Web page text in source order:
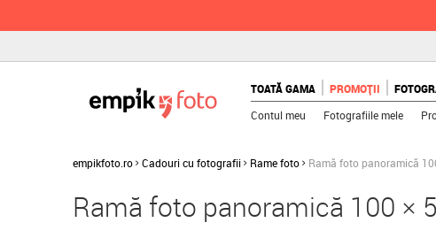
TOATĂ GAMA PROMOȚII
Contul meu Fotografiile mele
empikfoto.ro Cadouri cu fotografii Rame foto Ramă foto panoramică
Ramă foto panoramică 100 ×